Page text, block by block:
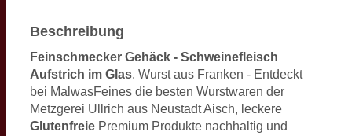
Beschreibung
Feinschmecker Gehäck - Schweinefleisch
Aufstrich im Glas. Wurst aus Franken - Entdeckt
bei MalwasFeines die besten Wurstwaren der
Metzgerei Ullrich aus Neustadt Aisch, leckere
Glutenfreie Premium Produkte nachhaltig und